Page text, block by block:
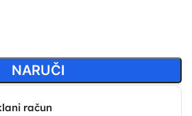
NARUČI
račun